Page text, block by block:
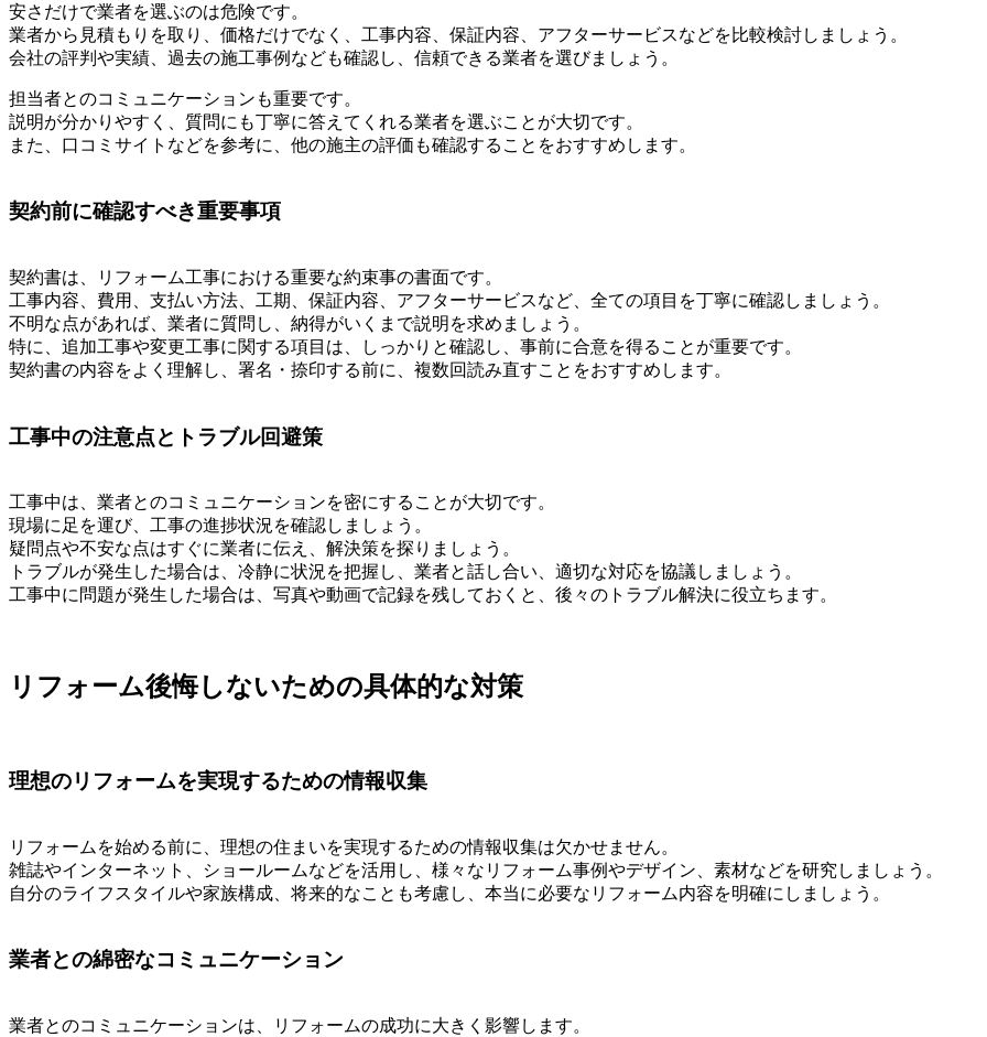
安さだけで業者を選ぶのは危険です。
業者から見積もりを取り、価格だけでなく、工事内容、保証内容、アフターサービスなどを比較検討しましょう。
会社の評判や実績、過去の施工事例なども確認し、信頼できる業者を選びましょう。
担当者とのコミュニケーションも重要です。
説明が分かりやすく、質問にも丁寧に答えてくれる業者を選ぶことが大切です。
また、口コミサイトなどを参考に、他の施主の評価も確認することをおすすめします。
契約前に確認すべき重要事項
契約書は、リフォーム工事における重要な約束事の書面です。
工事内容、費用、支払い方法、工期、保証内容、アフターサービスなど、全ての項目を丁寧に確認しましょう。
不明な点があれば、業者に質問し、納得がいくまで説明を求めましょう。
特に、追加工事や変更工事に関する項目は、しっかりと確認し、事前に合意を得ることが重要です。
契約書の内容をよく理解し、署名・捺印する前に、複数回読み直すことをおすすめします。
工事中の注意点とトラブル回避策
工事中は、業者とのコミュニケーションを密にすることが大切です。
現場に足を運び、工事の進捗状況を確認しましょう。
疑問点や不安な点はすぐに業者に伝え、解決策を探りましょう。
トラブルが発生した場合は、冷静に状況を把握し、業者と話し合い、適切な対応を協議しましょう。
工事中に問題が発生した場合は、写真や動画で記録を残しておくと、後々のトラブル解決に役立ちます。
リフォーム後悔しないための具体的な対策
理想のリフォームを実現するための情報収集
リフォームを始める前に、理想の住まいを実現するための情報収集は欠かせません。
雑誌やインターネット、ショールームなどを活用し、様々なリフォーム事例やデザイン、素材などを研究しましょう。
自分のライフスタイルや家族構成、将来的なことも考慮し、本当に必要なリフォーム内容を明確にしましょう。
業者との綿密なコミュニケーション
業者とのコミュニケーションは、リフォームの成功に大きく影響します。